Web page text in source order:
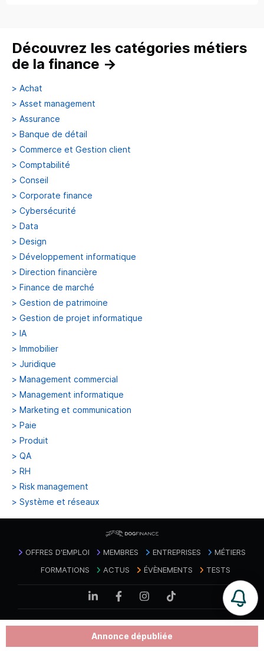
Annonce dépubliée
Découvrez les catégories métiers
de la finance →
> Achat
> Asset management
> Assurance
> Banque de détail
> Commerce et Gestion client
> Comptabilité
> Conseil
> Corporate finance
> Cybersécurité
> Data
> Design
> Développement informatique
> Direction financière
> Finance de marché
> Gestion de patrimoine
> Gestion de projet informatique
> IA
> Immobilier
> Juridique
> Management commercial
> Management informatique
> Marketing et communication
> Paie
> Produit
> QA
> RH
> Risk management
> Système et réseaux
OFFRES D'EMPLOI MEMBRES ENTREPRISES
MÉTIERS
FORMATIONS
ACTUS ÉVÈNEMENTS TESTS
| CGU |
Politique de confidentialité des